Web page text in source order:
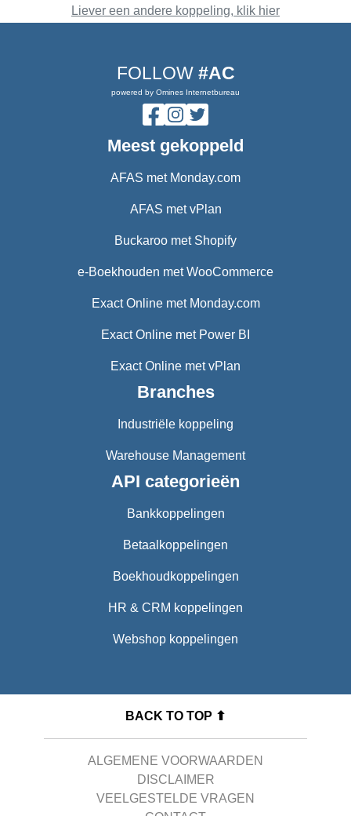
Liever een andere koppeling, klik hier
FOLLOW #AC
powered by Omines Internetbureau
Meest gekoppeld
AFAS met Monday.com
AFAS met vPlan
Buckaroo met Shopify
e-Boekhouden met WooCommerce
Exact Online met Monday.com
Exact Online met Power BI
Exact Online met vPlan
Branches
Industriële koppeling
Warehouse Management
API categorieën
Bankkoppelingen
Betaalkoppelingen
Boekhoudkoppelingen
HR & CRM koppelingen
Webshop koppelingen
BACK TO TOP ⬆
ALGEMENE VOORWAARDEN
DISCLAIMER
VEELGESTELDE VRAGEN